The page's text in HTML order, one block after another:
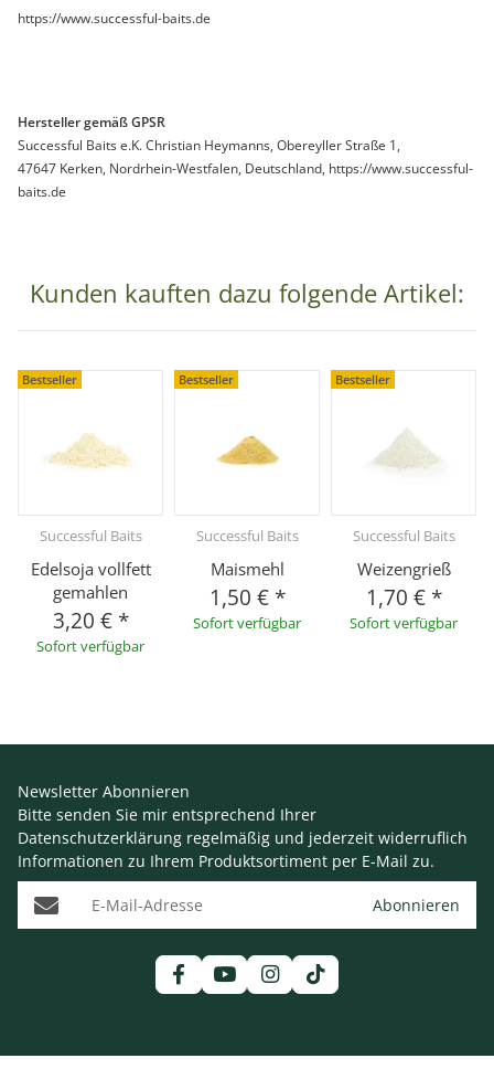
https://www.successful-baits.de
Hersteller gemäß GPSR
Successful Baits e.K. Christian Heymanns, Obereyller Straße 1,
47647 Kerken, Nordrhein-Westfalen, Deutschland, https://www.successful-
baits.de
Kunden kauften dazu folgende Artikel:
Bestseller
Successful Baits
Edelsoja vollfett
gemahlen
3,20 € *
Sofort verfügbar
Bestseller
Successful Baits
Maismehl
1,50 € *
Sofort verfügbar
Bestseller
Successful Baits
Weizengrieß
1,70 € *
Sofort verfügbar
Newsletter Abonnieren
Bitte senden Sie mir entsprechend Ihrer
Datenschutzerklärung regelmäßig und jederzeit widerruflich
Informationen zu Ihrem Produktsortiment per E-Mail zu.
E-Mail-Adresse Abonnieren